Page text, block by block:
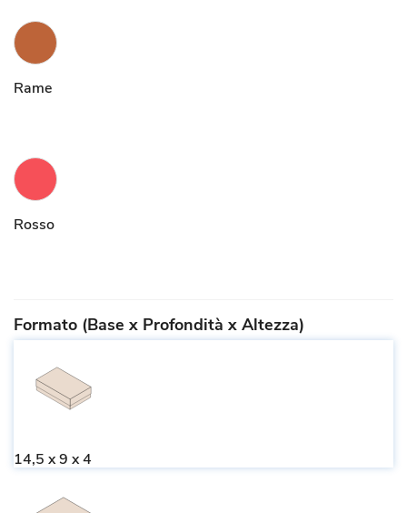
Rame
Rosso
Formato (Base x Profondità x Altezza)
14,5 x 9 x 4